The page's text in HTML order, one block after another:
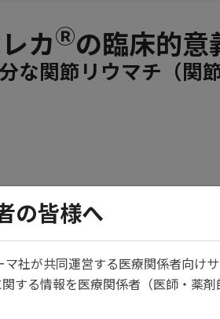
カⓇの臨床的意
関節リウマチ（関
頂いた川畑先生のコメントも是非ご
の皆様へ
社が共同運営する医療関係者向けサ
する情報を医療関係者（医師・薬剤